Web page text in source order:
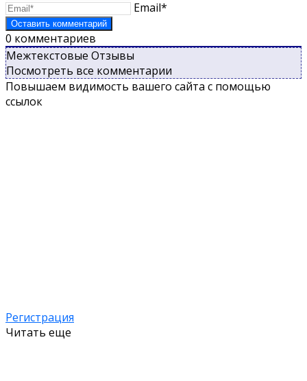
Email*
0 комментариев
Межтекстовые Отзывы
Посмотреть все комментарии
Повышаем видимость вашего сайта с помощью
ссылок
Регистрация
Читать еще